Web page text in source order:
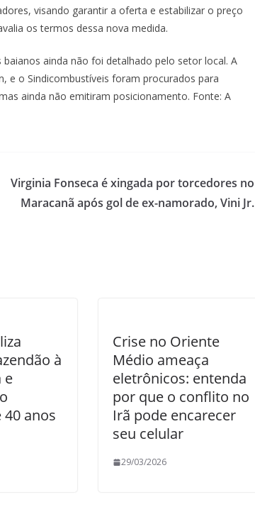
visando garantir a oferta e estabilizar o preço
os termos dessa nova medida.
ainda não foi detalhado pelo setor local. A
e o Sindicombustíveis foram procurados para
ainda não emitiram posicionamento. Fonte: A
Virginia Fonseca é xingada por torcedores no
Maracanã após gol de ex-namorado, Vini Jr.
à
e
anos
Crise no Oriente
Médio ameaça
eletrônicos: entenda
por que o conflito no
Irã pode encarecer
seu celular
29/03/2026